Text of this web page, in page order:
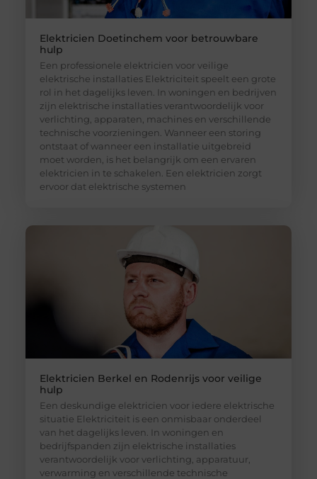
Elektricien Doetinchem voor betrouwbare
hulp
Een professionele elektricien voor veilige
elektrische installaties Elektriciteit speelt een grote
rol in het dagelijks leven. In woningen en bedrijven
zijn elektrische installaties verantwoordelijk voor
verlichting, apparaten, machines en verschillende
technische voorzieningen. Wanneer een storing
ontstaat of wanneer een installatie uitgebreid
moet worden, is het belangrijk om een ervaren
elektricien in te schakelen. Een elektricien zorgt
ervoor dat elektrische systemen
Elektricien Berkel en Rodenrijs voor veilige
hulp
Een deskundige elektricien voor iedere elektrische
situatie Elektriciteit is een onmisbaar onderdeel
van het dagelijks leven. In woningen en
bedrijfspanden zijn elektrische installaties
verantwoordelijk voor verlichting, apparatuur,
verwarming en verschillende technische